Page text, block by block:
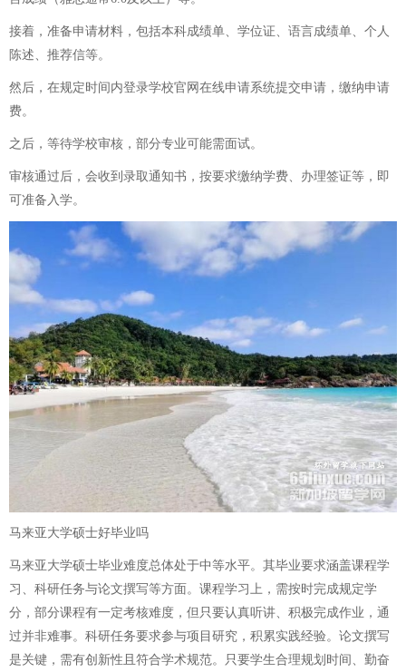
接着，准备申请材料，包括本科成绩单、学位证、语言成绩单、个人
陈述、推荐信等。
然后，在规定时间内登录学校官网在线申请系统提交申请，缴纳申请
费。
之后，等待学校审核，部分专业可能需面试。
审核通过后，会收到录取通知书，按要求缴纳学费、办理签证等，即
可准备入学。
马来亚大学硕士好毕业吗
马来亚大学硕士毕业难度总体处于中等水平。其毕业要求涵盖课程学
习、科研任务与论文撰写等方面。课程学习上，需按时完成规定学
分，部分课程有一定考核难度，但只要认真听讲、积极完成作业，通
过并非难事。科研任务要求参与项目研究，积累实践经验。论文撰写
是关键，需有创新性且符合学术规范。只要学生合理规划时间、勤奋